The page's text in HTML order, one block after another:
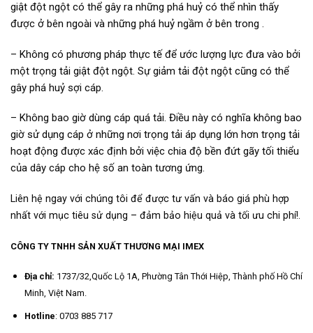
giật đột ngột có thể gây ra những phá huỷ có thể nhìn thấy
được ở bên ngoài và những phá huỷ ngầm ở bên trong .
– Không có phương pháp thực tế để ước lượng lực đưa vào bởi
một trọng tải giật đột ngột. Sự giảm tải đột ngột cũng có thể
gây phá huỷ sợi cáp.
– Không bao giờ dùng cáp quá tải. Điều này có nghĩa không bao
giờ sử dụng cáp ở những nơi trọng tải áp dụng lớn hơn trọng tải
hoạt động được xác định bởi việc chia độ bền đứt gãy tối thiểu
của dây cáp cho hệ số an toàn tương ứng.
Liên hệ ngay với chúng tôi để được tư vấn và báo giá phù hợp
nhất với mục tiêu sử dụng – đảm bảo hiệu quả và tối ưu chi phí!.
CÔNG TY TNHH SẢN XUẤT THƯƠNG MẠI IMEX
Địa chỉ: 1737/32,Quốc Lộ 1A, Phường Tân Thới Hiệp, Thành phố Hồ Chí
Minh, Việt Nam.
Hotline: 0703 885 717